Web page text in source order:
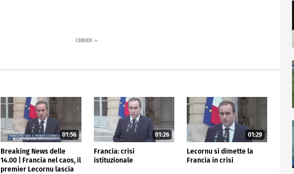
01:56
Breaking News delle
14.00 | Francia nel caos, il
premier Lecornu lascia
01:26
Francia: crisi
istituzionale
01:29
Lecornu si dimette la
Francia in crisi